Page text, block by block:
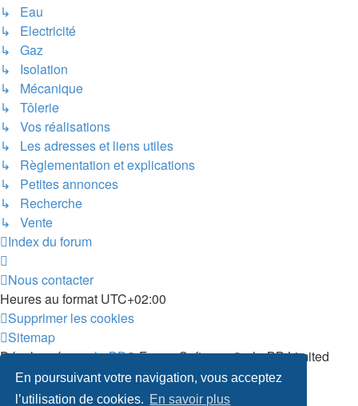
En poursuivant votre navigation, vous acceptez
l’utilisation de cookies. En savoir plus
↳ Eau
↳ Electricité
↳ Gaz
↳ Isolation
↳ Mécanique
↳ Tôlerie
↳ Vos réalisations
↳ Les adresses et liens utiles
↳ Règlementation et explications
↳ Petites annonces
↳ Recherche
↳ Vente
Index du forum
Nous contacter
Heures au format UTC+02:00
Supprimer les cookies
Sitemap
Développé parphpBB® Forum Software © phpBB Limited
Traduit parphpBB-fr.com
Confidentialité |Conditions